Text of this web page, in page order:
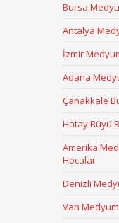
Bursa
Antalya
İzmir
Adana
Çanakkale
Hatay Büyü
Amerika
Hocalar
Denizli
Van